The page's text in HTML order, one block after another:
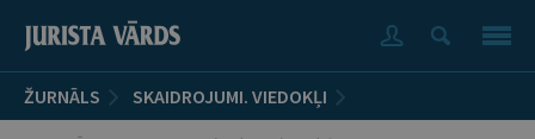
ŽURNĀLS SKAIDROJUMI. VIEDOKĻI